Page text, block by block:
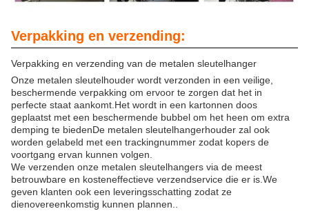
Verpakking en verzending:
Verpakking en verzending van de metalen sleutelhanger
Onze metalen sleutelhouder wordt verzonden in een veilige,
beschermende verpakking om ervoor te zorgen dat het in
perfecte staat aankomt.Het wordt in een kartonnen doos
geplaatst met een beschermende bubbel om het heen om extra
demping te biedenDe metalen sleutelhangerhouder zal ook
worden gelabeld met een trackingnummer zodat kopers de
voortgang ervan kunnen volgen.
We verzenden onze metalen sleutelhangers via de meest
betrouwbare en kosteneffectieve verzendservice die er is.We
geven klanten ook een leveringsschatting zodat ze
dienovereenkomstig kunnen plannen..